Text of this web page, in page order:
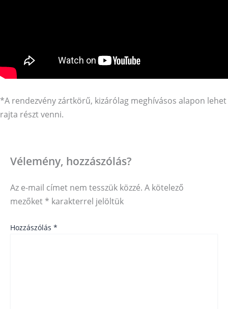
*A rendezvény zártkörű, kizárólag meghívásos alapon lehet
rajta részt venni.
Vélemény, hozzászólás?
Az e-mail címet nem tesszük közzé. A kötelező
mezőket * karakterrel jelöltük
Hozzászólás *